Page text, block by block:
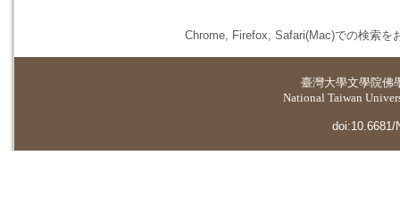
Chrome, Firefox, Safari(Mac)での検索を
臺灣大學文學院佛
National Taiwan
doi:10.6681/